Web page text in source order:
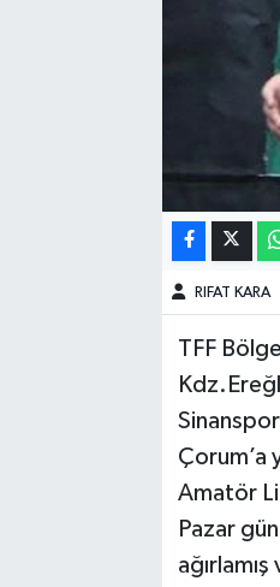
RIFAT KARA
TFF
Çorum’a
Amatör
Pazar